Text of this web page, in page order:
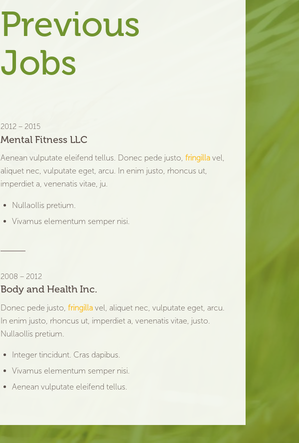
Previous
Jobs
2012 – 2015
Mental Fitness LLC
Aenean vulputate eleifend tellus. Donec pede justo, fringilla vel,
aliquet nec, vulputate eget, arcu. In enim justo, rhoncus ut,
imperdiet a, venenatis vitae, ju.
Nullaollis pretium.
Vivamus elementum semper nisi.
2008 – 2012
Body and Health Inc.
Donec pede justo, fringilla vel, aliquet nec, vulputate eget, arcu.
In enim justo, rhoncus ut, imperdiet a, venenatis vitae, justo.
Nullaollis pretium.
Integer tincidunt. Cras dapibus.
Vivamus elementum semper nisi.
Aenean vulputate eleifend tellus.